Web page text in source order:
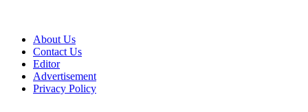
About Us
Contact Us
Editor
Advertisement
Privacy Policy